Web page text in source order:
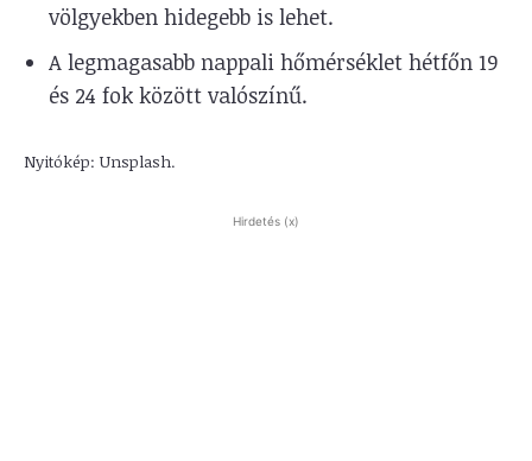
völgyekben hidegebb is lehet.
A legmagasabb nappali hőmérséklet hétfőn 19
és 24 fok között valószínű.
Nyitókép: Unsplash.
Hirdetés (x)